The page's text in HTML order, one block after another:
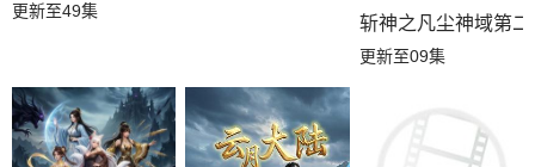
更新至49集
斩神之凡尘神域第二
更新至09集